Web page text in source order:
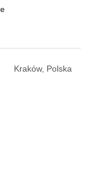
Kraków, Polska